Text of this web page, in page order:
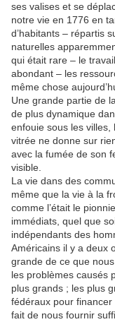
ses valises et se
notre vie en 1776 en
d’habitants – répartis
naturelles
qui était rare – le
abondant – les
même chose
Une grande partie de
de plus dynamique
enfouie sous les
vitrée ne donne sur
avec la fumée de son
visible.
La vie dans des
même que la vie à la
comme l’était le
immédiats, quel que
indépendants des
Américains il y a deux
grande de ce que
les problèmes causés
plus grands ; les plus
fédéraux pour financer
fait de nous fournir